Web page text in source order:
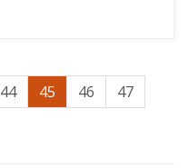
44 45 46
47